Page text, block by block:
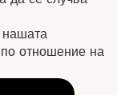
нашата
отношение на